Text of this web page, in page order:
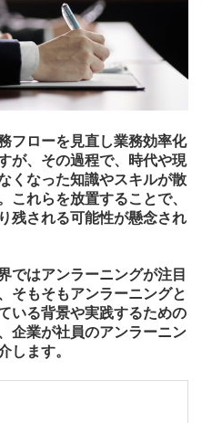
フローを見直し業務効率化
が、その過程で、時代や現
くなった知識やスキルが散
これらを放置することで、
残される可能性が懸念され
ではアンラーニングが注目
そもそもアンラーニングと
いる背景や実践するための
企業が社員のアンラーニン
します。